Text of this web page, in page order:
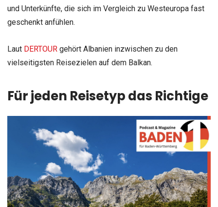
und Unterkünfte, die sich im Vergleich zu Westeuropa fast
geschenkt anfühlen.
Laut DERTOUR gehört Albanien inzwischen zu den
vielseitigsten Reisezielen auf dem Balkan.
Für jeden Reisetyp das Richtige